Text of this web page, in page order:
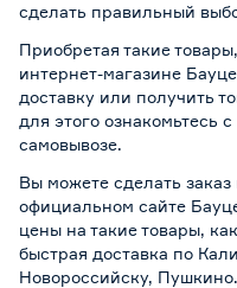
сделать правильный
Приобретая такие
интернет-магазине
доставку или получить
для этого ознакомьтесь
самовывозе.
Вы можете сделать
официальном сайте
цены на такие товары,
быстрая доставка по
Новороссийску,